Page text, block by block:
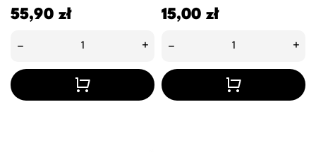
Cena
55,90 zł
– +
Cena
15,00 zł
– +